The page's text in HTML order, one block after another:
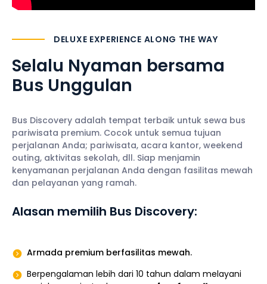
DELUXE EXPERIENCE ALONG THE WAY
Selalu Nyaman bersama
Bus Unggulan
Bus Discovery adalah tempat terbaik untuk sewa bus
pariwisata premium. Cocok untuk semua tujuan
perjalanan Anda; pariwisata, acara kantor, weekend
outing, aktivitas sekolah, dll. Siap menjamin
kenyamanan perjalanan Anda dengan fasilitas mewah
dan pelayanan yang ramah.
Alasan memilih Bus Discovery:
Armada premium berfasilitas mewah.
Berpengalaman lebih dari 10 tahun dalam melayani